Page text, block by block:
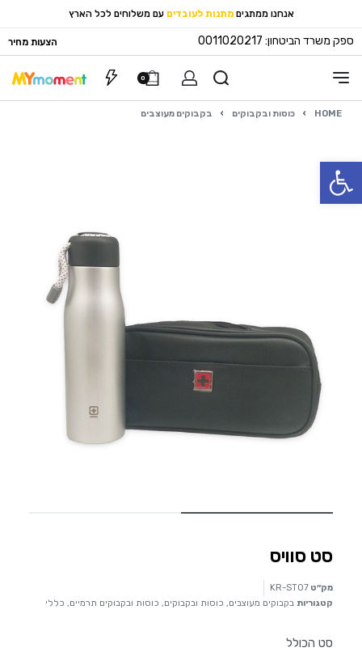
פתח סרגל נגישות
אנחנו ממתגים מתנות לעובדים עם משלוחים לכל הארץ
ספק משרד הביטחון: 0011020217 הצעות מחיר
0
HOME
› כוסות ובקבוקים › בקבוקים מעוצבים
סט סוויס
מק״ט KR-ST07
קטגוריות בקבוקים מעוצבים, כוסות ובקבוקים, כוסות ובקבוקים תרמיים, כללי
סט הכולל